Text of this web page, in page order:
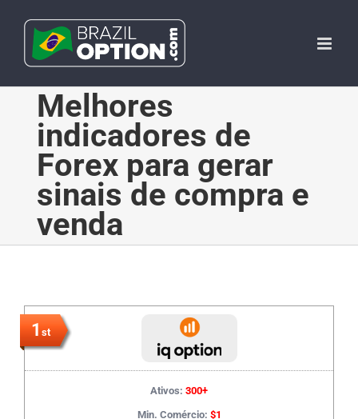
content
Melhores
indicadores de
Forex para gerar
sinais de compra e
venda
1st
Ativos: 300+
Min. Comércio: $1